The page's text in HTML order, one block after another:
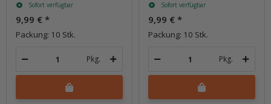
Sofort verfügbar
9,99 € *
Packung: 10 Stk.
Pkg.
Sofort verfügbar
9,99 € *
Packung: 10 Stk.
Pkg.